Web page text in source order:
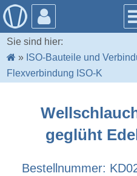
Sie sind hier:
» ISO-Bauteile und
Flexverbindung ISO-K
geglüht
Bestellnummer: